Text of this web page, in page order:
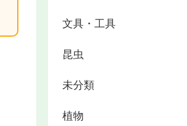
文具・工具
昆虫
未分類
植物